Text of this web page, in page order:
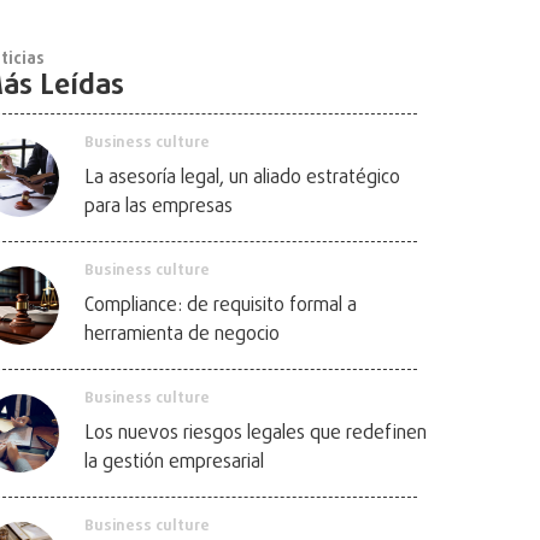
Leídas
Business culture
La asesoría legal, un aliado estratégico
para las empresas
Business culture
Compliance: de requisito formal a
herramienta de negocio
Business culture
Los nuevos riesgos legales que redefinen
la gestión empresarial
Business culture